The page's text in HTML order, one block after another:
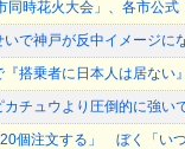
同時花火大会」、各市公
いで神戸が反中イメージ
『搭乗者に日本人は居な
カチュウより圧倒的に強
20個注文する」 ぼく「い